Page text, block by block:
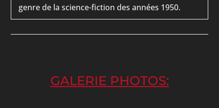
genre de la science-fiction des années 1950.
GALERIE PHOTOS: